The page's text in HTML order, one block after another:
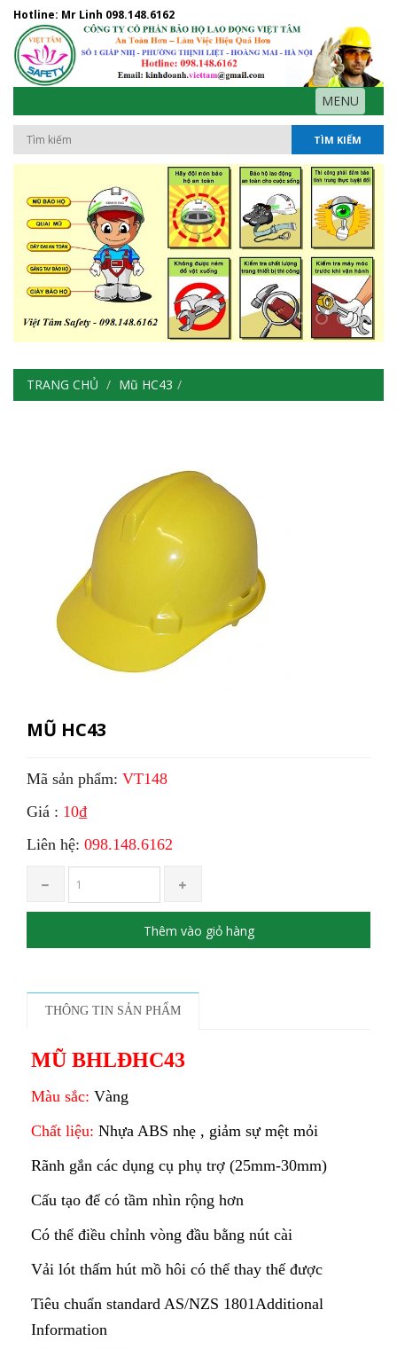
Hotline: Mr Linh 098.148.6162
MENU
TÌM KIẾM
TRANG CHỦ Mũ HC43
MŨ HC43
Mã sản phẩm: VT148
Giá : 10₫
Liên hệ: 098.148.6162
Thêm vào giỏ hàng
THÔNG TIN SẢN PHẨM
MŨ BHLĐHC43
Màu sắc: Vàng
Chất liệu: Nhựa ABS nhẹ , giảm sự mệt mỏi
Rãnh gắn các dụng cụ phụ trợ (25mm-30mm)
Cấu tạo để có tầm nhìn rộng hơn
Có thể điều chỉnh vòng đầu bằng nút cài
Vải lót thấm hút mồ hôi có thể thay thế được
Tiêu chuẩn standard AS/NZS 1801Additional
Information